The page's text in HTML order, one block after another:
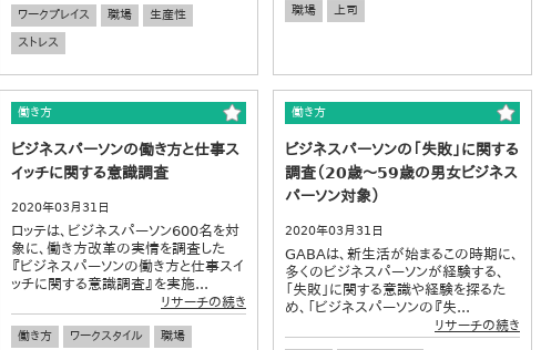
ワークプレイス
職場
生産性
ストレス
職場 上司
働き方
ビジネスパーソンの働き方と仕事ス
イッチに関する意識調査
2020年03月31日
ロッテは、ビジネスパーソン600名を対
象に、働き方改革の実情を調査した
『ビジネスパーソンの働き方と仕事スイ
ッチに関する意識調査』を実施...
リサーチの続き
働き方 ワークスタイル
職場
働き方
ビジネスパーソンの「失敗」に関する
調査（20歳～59歳の男女ビジネス
パーソン対象）
2020年03月31日
GABAは、新生活が始まるこの時期に、
多くのビジネスパーソンが経験する、
「失敗」に関する意識や経験を探るた
め、「ビジネスパーソンの『失...
リサーチの続き